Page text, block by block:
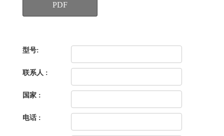
PDF
型号:
联系人 :
国家 :
电话 :